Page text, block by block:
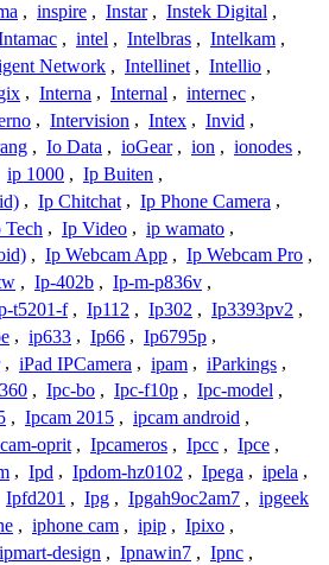
, inspire , Instar , Instek Digital ,
, intel , Intelbras , Intelkam ,
Network , Intellinet , Intellio ,
, Interna , Internal , internec ,
, Intervision , Intex , Invid ,
, Io Data , ioGear , ion , ionodes ,
ip 1000 , Ip Buiten ,
, Ip Chitchat , Ip Phone Camera ,
Tech , Ip Video , ip wamato ,
, Ip Webcam App , Ip Webcam Pro ,
, Ip-402b , Ip-m-p836v ,
t5201-f , Ip112 , Ip302 , Ip3393pv2 ,
, ip633 , Ip66 , Ip6795p ,
, iPad IPCamera , ipam , iParkings ,
, Ipc-bo , Ipc-f10p , Ipc-model ,
, Ipcam 2015 , ipcam android ,
oprit , Ipcameros , Ipcc , Ipce ,
, Ipd , Ipdom-hz0102 , Ipega , ipela ,
Ipfd201 , Ipg , Ipgah9oc2am7 , ipgeek
, iphone cam , ipip , Ipixo ,
ipmart-design , Ipnawin7 , Ipnc ,